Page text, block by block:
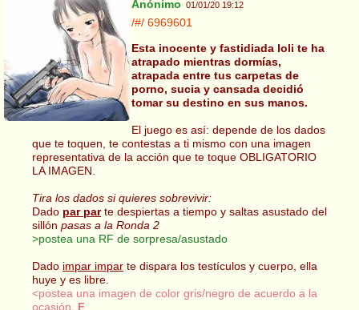
Anónimo 01/01/20 19:12
/#/ 6969601
Esta inocente y fastidiada loli te ha
atrapado mientras dormías,
atrapada entre tus carpetas de
porno, sucia y cansada decidió
tomar su destino en sus manos.
El juego es así: depende de los dados
que te toquen, te contestas a ti mismo con una imagen
representativa de la acción que te toque OBLIGATORIO
LA IMAGEN.
Tira los dados si quieres sobrevivir:
Dado par parte despiertas a tiempo y saltas asustado del
sillón pasas a la Ronda 2
>postea una RF de sorpresa/asustado
Dado impar impar te dispara los testículos y cuerpo, ella
huye y es libre.
<postea una imagen de color gris/negro de acuerdo a la
ocasión. F